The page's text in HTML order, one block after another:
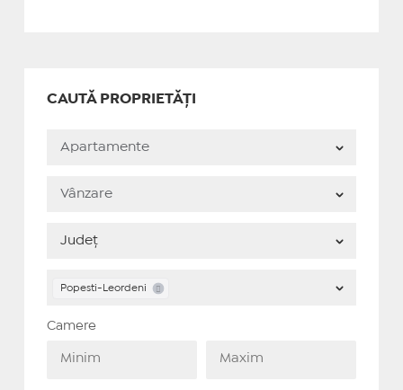
CAUTĂ PROPRIETĂȚI
Popesti-Leordeni
Camere